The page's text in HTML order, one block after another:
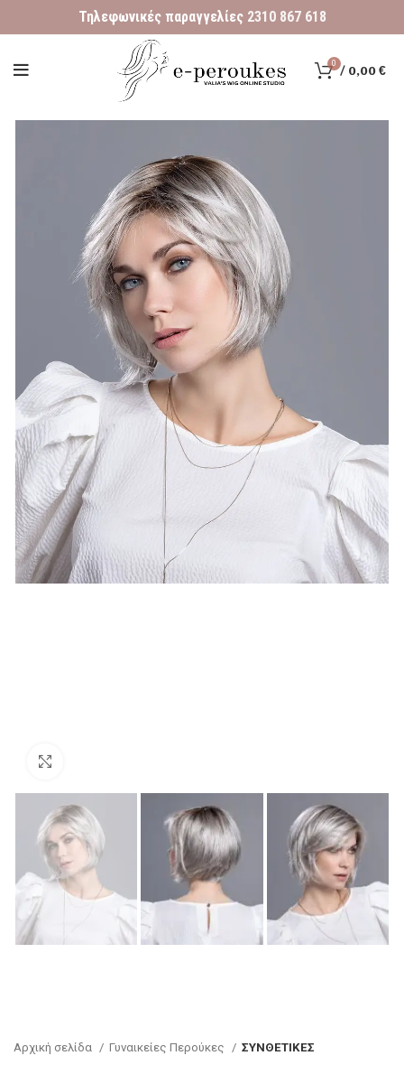
Τηλεφωνικές παραγγελίες 2310 867 618
0 /0,00€
Αρχική σελίδα Γυναικείες Περούκες ΣΥΝΘΕΤΙΚΕΣ